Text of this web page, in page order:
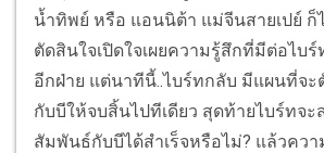
น้ำทิพย์ หรือ แอนนิต้า แม่จีนสายเปย์
ตัดสินใจเปิดใจเผยความรู้สึกที่มีต่อไบ
อีกฝ่าย แต่นาทีนี้..ไบร์ทกลับ มีแผนที่จ
กับบีให้จบสิ้นไปทีเดียว สุดท้ายไบร์ทจ
สัมพันธ์กับบีได้สำเร็จหรือไม่? แล้วคว